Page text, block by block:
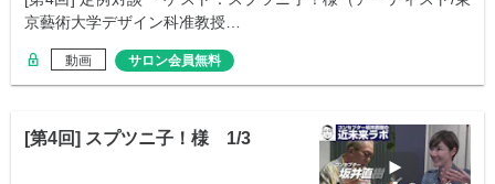
京藝術大学デザイン科准教授…
動画 サロン会員無料
[第4回] スプツニ子！様 1/3